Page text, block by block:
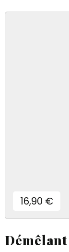
Prix
16,90 €